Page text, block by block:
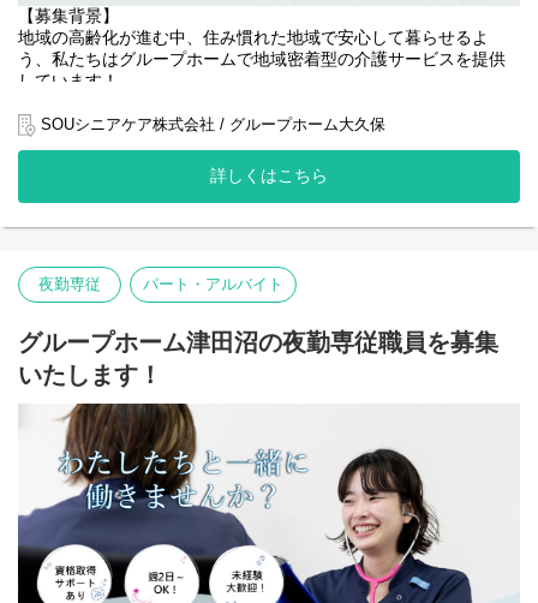
・朝の申し送り（引き継ぎ）
・施設内の簡易清掃・整理整頓
・外部サービス（訪問介護・訪問看護など）との連携が必要な場
合の対応
【募集背景】
地域の高齢化が進む中、住み慣れた地域で安心して暮らせるよ
う、私たちはグループホームで地域密着型の介護サービスを提供
しています！
近年、利用者様のニーズがますます高まり、お一人おひとりに寄
り添ったきめ細やかなケアが求められています。
私たちは、利用者様の尊厳を大切にし、その方らしい生活を支え
ることに力を注いでいます。
を築き、心豊かな毎日を過ごしていただけるよう努めています。
また、従業員が安心して長く働ける環境づくりにも力を入れてお
り、質の高いサービス提供体制の構築と地域社会への貢献を目指
しています。
熱意あるあなたのご応募をお待ちしています。
【役割（夜勤専従）】
グループホームにおける 夜間帯の介護業務全般 を担当していただ
きます。
利用者様が安心して夜間を過ごせるよう、見守り・介助・緊急時
対応を中心に支援します。
【主な業務内容】
・夜間の巡視・安否確認
SOUシニアケア株式会社 / グループホーム大久保
詳しくはこちら
夜勤専従 パート・アルバイト
グループホーム津田沼の夜勤専従職員を募集
いたします！